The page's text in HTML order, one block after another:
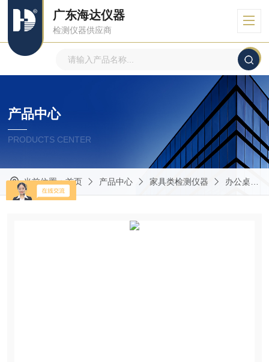
广东海达仪器
检测仪器供应商
产品中心
PRODUCTS CENTER
当前位置：首页 产品中心 家具类检测仪器 办公桌椅检测仪器